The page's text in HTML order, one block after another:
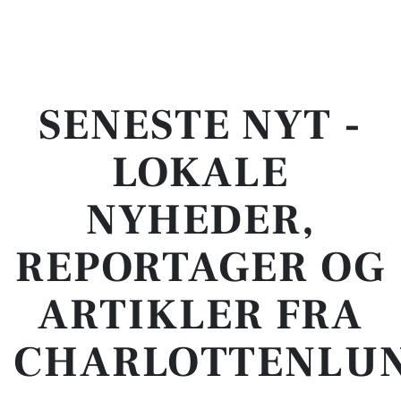
SENESTE NYT -
LOKALE
NYHEDER,
REPORTAGER OG
ARTIKLER FRA